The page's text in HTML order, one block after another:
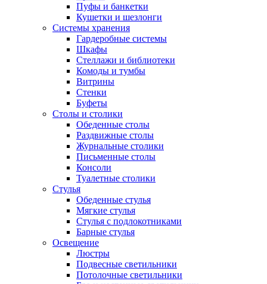
Пуфы и банкетки
Кушетки и шезлонги
Системы хранения
Гардеробные системы
Шкафы
Стеллажи и библиотеки
Комоды и тумбы
Витрины
Стенки
Буфеты
Столы и столики
Обеденные столы
Раздвижные столы
Журнальные столики
Письменные столы
Консоли
Туалетные столики
Стулья
Обеденные стулья
Мягкие стулья
Стулья с подлокотниками
Барные стулья
Освещение
Люстры
Подвесные светильники
Потолочные светильники